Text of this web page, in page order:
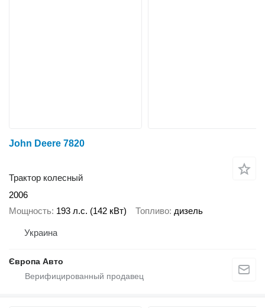
John Deere 7820
Трактор колесный
2006
Мощность 193 л.с. (142 кВт) Топливо дизель
Украина
Європа Авто